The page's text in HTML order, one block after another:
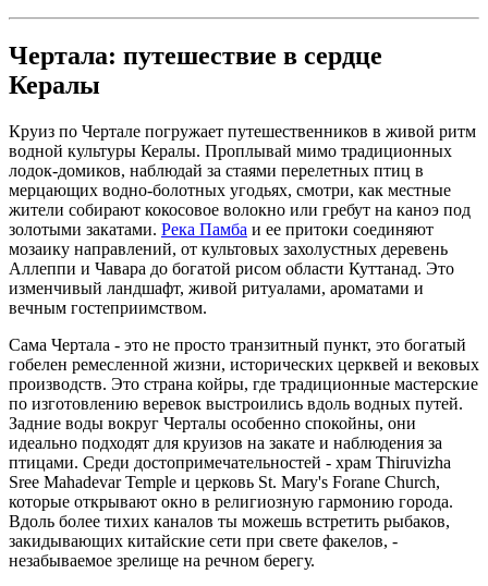
Чертала: путешествие в сердце
Кералы
Круиз по Чертале погружает путешественников в живой ритм
водной культуры Кералы. Проплывай мимо традиционных
лодок-домиков, наблюдай за стаями перелетных птиц в
мерцающих водно-болотных угодьях, смотри, как местные
жители собирают кокосовое волокно или гребут на каноэ под
золотыми закатами. Река Памба и ее притоки соединяют
мозаику направлений, от культовых захолустных деревень
Аллеппи и Чавара до богатой рисом области Куттанад. Это
изменчивый ландшафт, живой ритуалами, ароматами и
вечным гостеприимством.
Сама Чертала - это не просто транзитный пункт, это богатый
гобелен ремесленной жизни, исторических церквей и вековых
производств. Это страна койры, где традиционные мастерские
по изготовлению веревок выстроились вдоль водных путей.
Задние воды вокруг Черталы особенно спокойны, они
идеально подходят для круизов на закате и наблюдения за
птицами. Среди достопримечательностей - храм Thiruvizha
Sree Mahadevar Temple и церковь St. Mary's Forane Church,
которые открывают окно в религиозную гармонию города.
Вдоль более тихих каналов ты можешь встретить рыбаков,
закидывающих китайские сети при свете факелов, -
незабываемое зрелище на речном берегу.